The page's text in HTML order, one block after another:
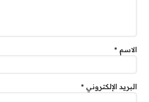
الاسم *
البريد الإلكتروني *